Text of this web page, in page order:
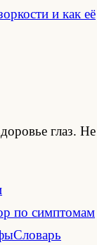
и как её
глаз. Не
по симптомам
Словарь